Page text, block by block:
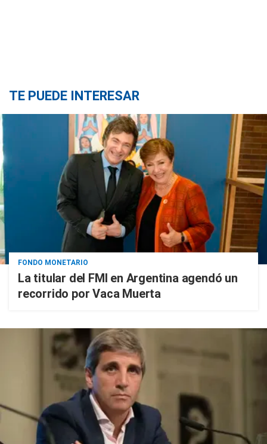
TE PUEDE INTERESAR
FONDO MONETARIO
La titular del FMI en Argentina agendó un
recorrido por Vaca Muerta